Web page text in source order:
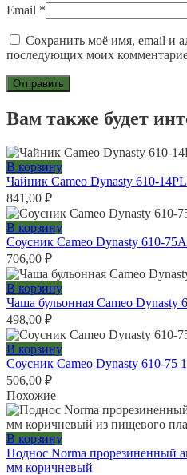
Email *
Сохранить моё имя, email и
последующих моих
Вам также будет
В корзину
Чайник Cameo Dynasty 610-
841,00 ₽
В корзину
Соусник Cameo Dynasty 610-
706,00 ₽
В корзину
Чаша бульонная Cameo Dynasty
498,00 ₽
В корзину
Соусник Cameo Dynasty 610-75
506,00 ₽
Похожие
В корзину
Поднос Norma прорезиненный
мм коричневый